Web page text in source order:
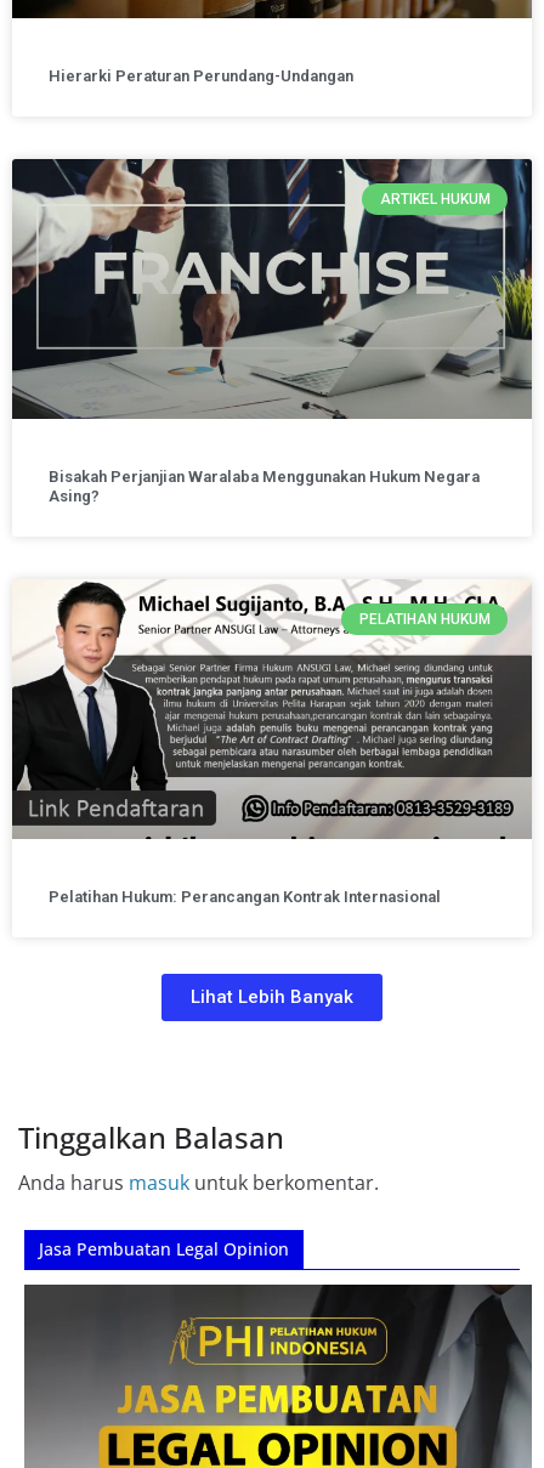
Hierarki Peraturan Perundang-Undangan
ARTIKEL HUKUM
Bisakah Perjanjian Waralaba Menggunakan Hukum Negara
Asing?
PELATIHAN HUKUM
Pelatihan Hukum: Perancangan Kontrak Internasional
Lihat Lebih Banyak
Tinggalkan Balasan
Anda harus masuk untuk berkomentar.
Jasa Pembuatan Legal Opinion